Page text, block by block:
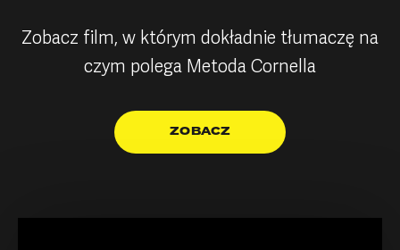
Zobacz film, w którym dokładnie tłumaczę na
czym polega Metoda Cornella
ZOBACZ